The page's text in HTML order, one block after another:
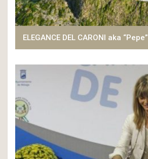
ELEGANCE DEL CARONI aka “Pepe”